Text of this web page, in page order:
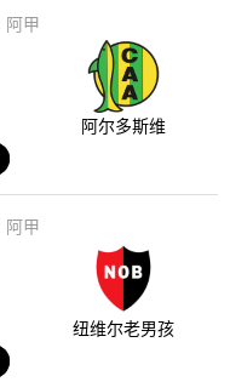
阿甲
阿尔多斯维
阿甲
纽维尔老男孩